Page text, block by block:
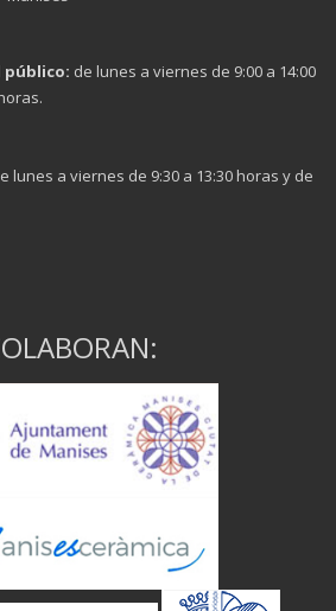
público: de lunes a viernes de 9:00 a 14:00
lunes a viernes de 9:30 a 13:30 horas y de